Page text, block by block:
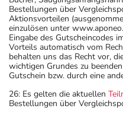
Bestellungen über
Aktionsvorteilen
einzulösen unter
Eingabe des Gutscheincodes
Vorteils automatisch vom
behalten uns das Recht vor,
wichtigen Grundes zu
Gutschein bzw. durch eine
26: Es gelten die aktuellen
Bestellungen über